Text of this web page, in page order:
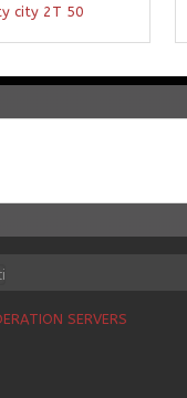
city 2T 50
SERVERS